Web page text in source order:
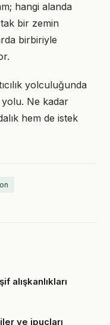
hangi alanda
bir zemin
birbiriyle
yolculuğunda
Ne kadar
hem de istek
alışkanlıkları
ve ipuçları